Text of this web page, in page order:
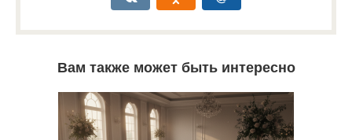
Вам также может быть интересно